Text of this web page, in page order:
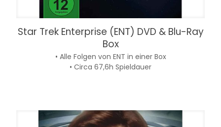
Star Trek Enterprise (ENT) DVD & Blu-Ray
Box
• Alle Folgen von ENT in einer Box
• Circa 67,6h Spieldauer